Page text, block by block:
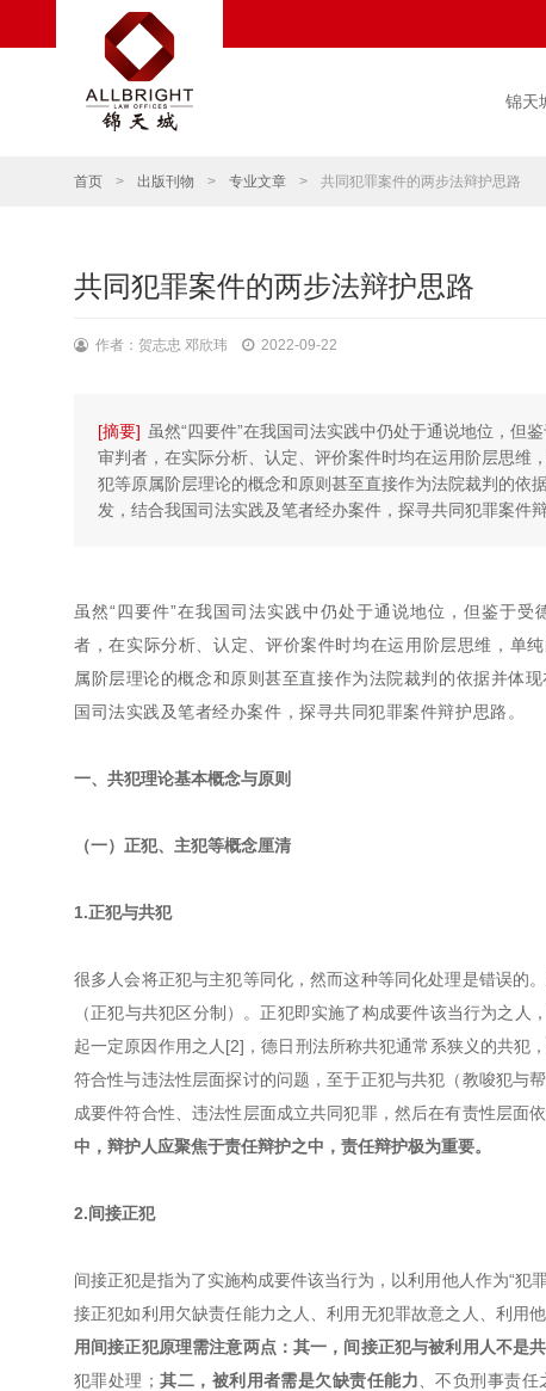
锦天
首页 > 出版刊物 > 专业文章 > 共同犯罪案件的两步法辩护思路
共同犯罪案件的两步法辩护思路
作者：贺志忠 邓欣玮 2022-09-22
[摘要] 虽然“四要件”在我国司法实践中仍处于通说地位，但
审判者，在实际分析、认定、评价案件时均在运用阶层思维
犯等原属阶层理论的概念和原则甚至直接作为法院裁判的依
发，结合我国司法实践及笔者经办案件，探寻共同犯罪案件辩
虽然“四要件”在我国司法实践中仍处于通说地位，但鉴于
者，在实际分析、认定、评价案件时均在运用阶层思维，单
属阶层理论的概念和原则甚至直接作为法院裁判的依据并体
国司法实践及笔者经办案件，探寻共同犯罪案件辩护思路。
一、共犯理论基本概念与原则
（一）正犯、主犯等概念厘清
1.正犯与共犯
很多人会将正犯与主犯等同化，然而这种等同化处理是错误的
（正犯与共犯区分制）。正犯即实施了构成要件该当行为之
起一定原因作用之人[2]，德日刑法所称共犯通常系狭义的共犯
符合性与违法性层面探讨的问题，至于正犯与共犯（教唆犯与
成要件符合性、违法性层面成立共同犯罪，然后在有责性层面
中，辩护人应聚焦于责任辩护之中，责任辩护极为重要。
2.间接正犯
间接正犯是指为了实施构成要件该当行为，以利用他人作为“犯
接正犯如利用欠缺责任能力之人、利用无犯罪故意之人、利用
用间接正犯原理需注意两点：其一，间接正犯与被利用人不是
犯罪处理； 其二，被利用者需是欠缺责任能力 、不负刑事责